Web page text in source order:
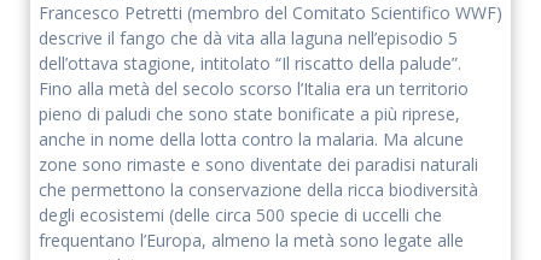
Francesco Petretti (membro del Comitato Scientifico WWF)
descrive il fango che dà vita alla laguna nell’episodio 5
dell’ottava stagione, intitolato “Il riscatto della palude”.
Fino alla metà del secolo scorso l’Italia era un territorio
pieno di paludi che sono state bonificate a più riprese,
anche in nome della lotta contro la malaria. Ma alcune
zone sono rimaste e sono diventate dei paradisi naturali
che permettono la conservazione della ricca biodiversità
degli ecosistemi (delle circa 500 specie di uccelli che
frequentano l’Europa, almeno la metà sono legate alle